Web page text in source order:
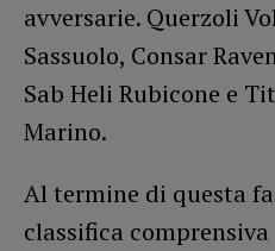
avversarie. Querzoli
Sassuolo, Consar
Sab Heli Rubicone e
Marino.
Al termine di questa
classifica